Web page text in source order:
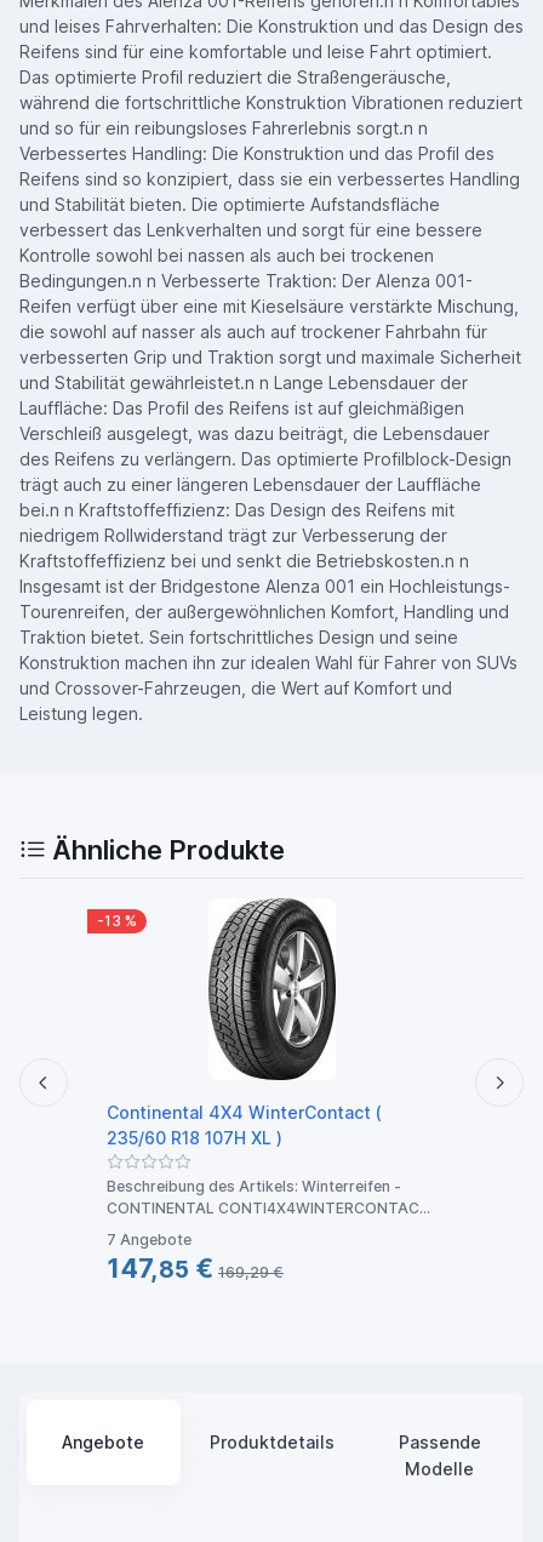
und leises Fahrverhalten: Die Konstruktion und das Design des
Reifens sind für eine komfortable und leise Fahrt optimiert.
Das optimierte Profil reduziert die Straßengeräusche,
während die fortschrittliche Konstruktion Vibrationen reduziert
und so für ein reibungsloses Fahrerlebnis sorgt.n n
Verbessertes Handling: Die Konstruktion und das Profil des
Reifens sind so konzipiert, dass sie ein verbessertes Handling
und Stabilität bieten. Die optimierte Aufstandsfläche
verbessert das Lenkverhalten und sorgt für eine bessere
Kontrolle sowohl bei nassen als auch bei trockenen
Bedingungen.n n Verbesserte Traktion: Der Alenza 001-
Reifen verfügt über eine mit Kieselsäure verstärkte Mischung,
die sowohl auf nasser als auch auf trockener Fahrbahn für
verbesserten Grip und Traktion sorgt und maximale Sicherheit
und Stabilität gewährleistet.n n Lange Lebensdauer der
Lauffläche: Das Profil des Reifens ist auf gleichmäßigen
Verschleiß ausgelegt, was dazu beiträgt, die Lebensdauer
des Reifens zu verlängern. Das optimierte Profilblock-Design
trägt auch zu einer längeren Lebensdauer der Lauffläche
bei.n n Kraftstoffeffizienz: Das Design des Reifens mit
niedrigem Rollwiderstand trägt zur Verbesserung der
Kraftstoffeffizienz bei und senkt die Betriebskosten.n n
Insgesamt ist der Bridgestone Alenza 001 ein Hochleistungs-
Tourenreifen, der außergewöhnlichen Komfort, Handling und
Traktion bietet. Sein fortschrittliches Design und seine
Konstruktion machen ihn zur idealen Wahl für Fahrer von SUVs
und Crossover-Fahrzeugen, die Wert auf Komfort und
Leistung legen.
Ähnliche Produkte
-13 %
Continental 4X4 WinterContact (
235/60 R18 107H XL )
Beschreibung des Artikels: Winterreifen -
CONTINENTAL CONTI4X4WINTERCONTACT
235/
7 Angebote
147,85 € 169,29 €
Angebote Produktdetails
Passende
Modelle